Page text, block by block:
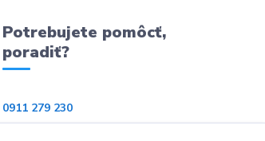
Potrebujete pomôcť,
poradiť?
0911 279 230